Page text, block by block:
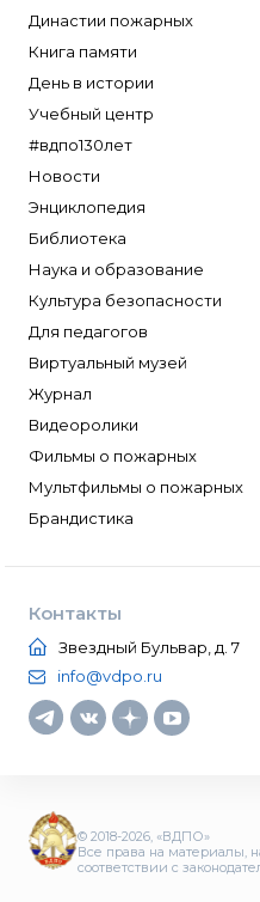
Династии пожарных
Книга памяти
День в истории
Учебный центр
#вдпо130лет
Новости
Энциклопедия
Библиотека
Наука и образование
Культура безопасности
Для педагогов
Виртуальный музей
Журнал
Видеоролики
Фильмы о пожарных
Мультфильмы о пожарных
Брандистика
Контакты
Звездный Бульвар, д. 7
info@vdpo.ru
© 2018-2026, «ВДПО»
Все права на материалы,
соответствии с